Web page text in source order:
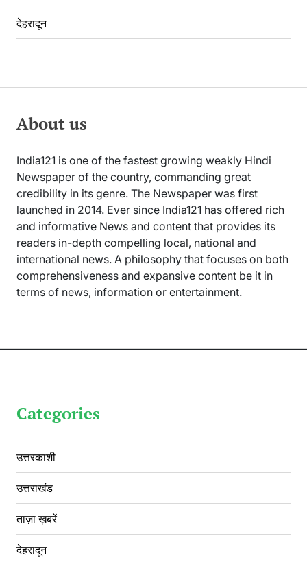
देहरादून
About us
India121 is one of the fastest growing weakly Hindi
Newspaper of the country, commanding great
credibility in its genre. The Newspaper was first
launched in 2014. Ever since India121 has offered rich
and informative News and content that provides its
readers in-depth compelling local, national and
international news. A philosophy that focuses on both
comprehensiveness and expansive content be it in
terms of news, information or entertainment.
Categories
उत्तरकाशी
उत्तराखंड
ताज़ा ख़बरें
देहरादून